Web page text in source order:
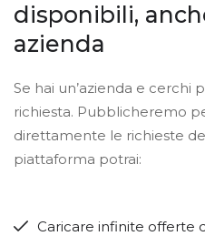
disponibili,
azienda
Se hai un’azienda e cerchi
richiesta. Pubblicheremo
direttamente le richieste
piattaforma potrai:
Caricare infinite offerte